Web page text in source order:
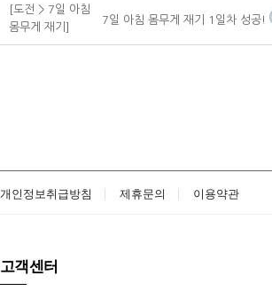
[도전 > 7일 아침
몸무게 재기]
7일 아침 몸무게 재기 1일차 성공!
개인정보취급방침 제휴문의 이용약관
고객센터